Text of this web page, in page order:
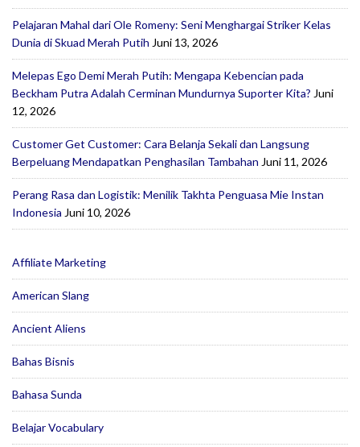
Pelajaran Mahal dari Ole Romeny: Seni Menghargai Striker Kelas
Dunia di Skuad Merah Putih Juni 13, 2026
Melepas Ego Demi Merah Putih: Mengapa Kebencian pada
Beckham Putra Adalah Cerminan Mundurnya Suporter Kita? Juni
12, 2026
Customer Get Customer: Cara Belanja Sekali dan Langsung
Berpeluang Mendapatkan Penghasilan Tambahan Juni 11, 2026
Perang Rasa dan Logistik: Menilik Takhta Penguasa Mie Instan
Indonesia Juni 10, 2026
Affiliate Marketing
American Slang
Ancient Aliens
Bahas Bisnis
Bahasa Sunda
Belajar Vocabulary